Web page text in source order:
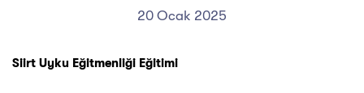
20 Ocak 2025
Siirt Uyku Eğitmenliği Eğitimi